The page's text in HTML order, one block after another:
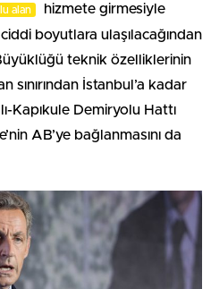
alan
hizmete girmesiyle
boyutlara ulaşılacağından
teknik özelliklerinin
sınırından İstanbul’a kadar
Kapıkule Demiryolu Hattı
AB’ye bağlanmasını da